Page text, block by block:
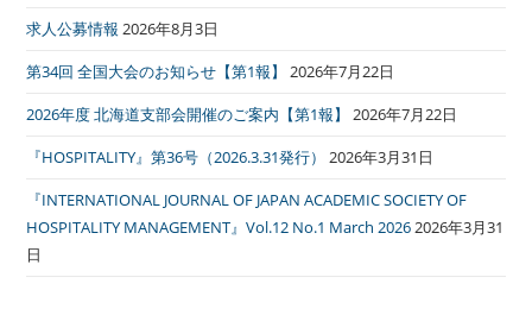
求人公募情報 2026年8月3日
第34回 全国大会のお知らせ【第1報】
2026年7月22日
2026年度 北海道支部会開催のご案内【第1報】
2026年7月22日
『HOSPITALITY』第36号（2026.3.31発行）
2026年3月31日
『INTERNATIONAL JOURNAL OF JAPAN ACADEMIC SOCIETY OF
HOSPITALITY MANAGEMENT』Vol.12 No.1 March 20262026年3月31
日